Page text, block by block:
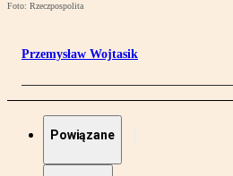
Foto: Rzeczpospolita
Przemysław Wojtasik
Powiązane